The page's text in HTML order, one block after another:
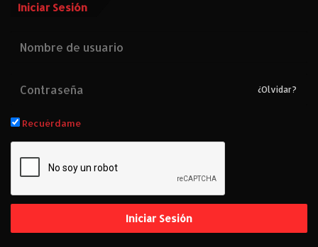
Iniciar Sesión
¿Olvidar?
Recuérdame
Iniciar Sesión